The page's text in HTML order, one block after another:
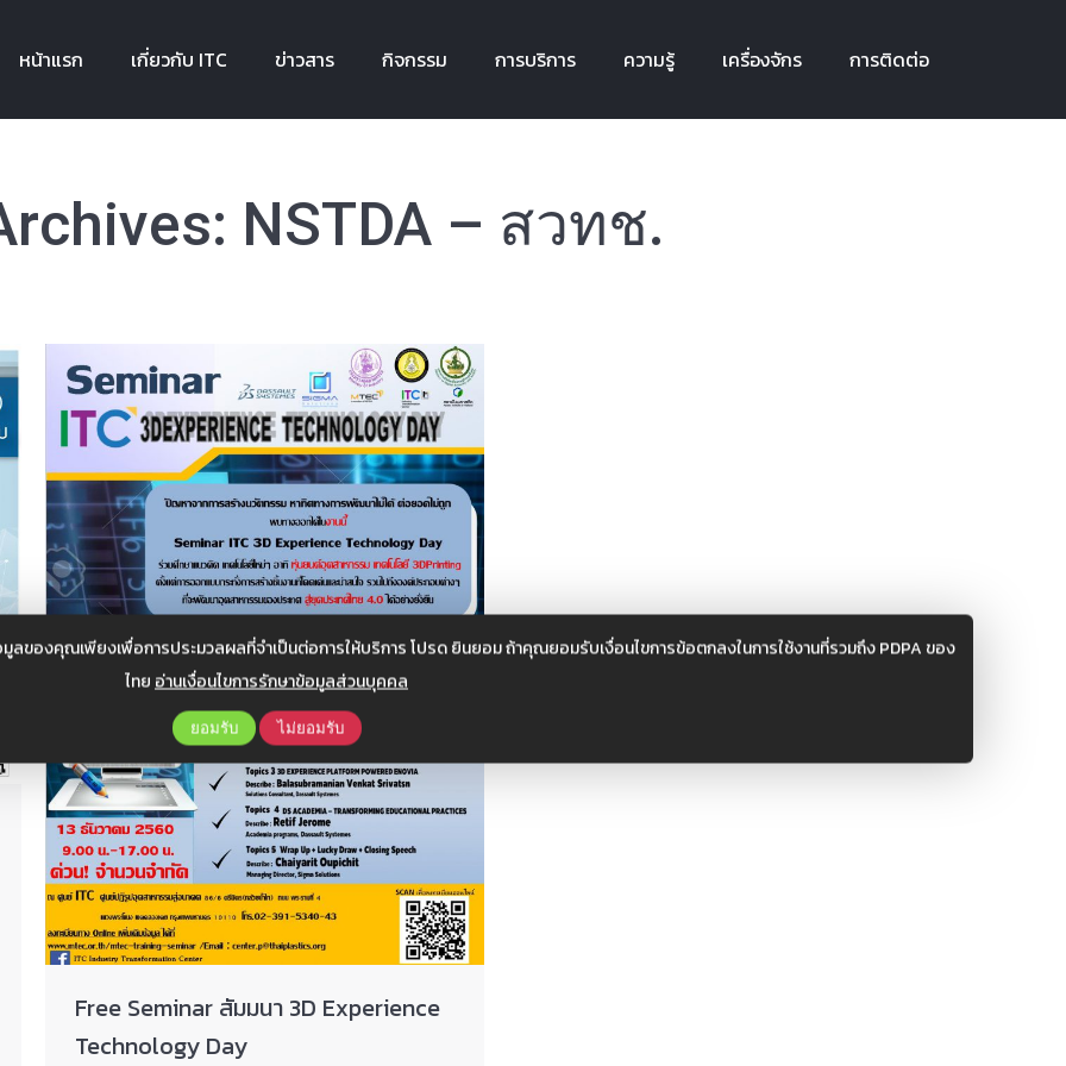
องคุณเพียงเพื่อการประมวลผลที่จำเป็นต่อการให้บริการ โปรด ยินยอม ถ้าคุณยอมรับเงื่อนไขการข้อตกลงในการใช้งานที่รวมถึง PDPA ของ
ไทยอ่านเงื่อนไขการรักษาข้อมูลส่วนบุคคล
ยอมรับ ไม่ยอมรับ
หน้าแรก เกี่ยวกับ ITC ข่าวสาร กิจกรรม การบริการ ความรู้ เครื่องจักร การติดต่อ
NSTDA – สวทช.
Free Seminar สัมมนา 3D Experience
Technology Day
เกี่ยวกับ ITC เครื่องจักร